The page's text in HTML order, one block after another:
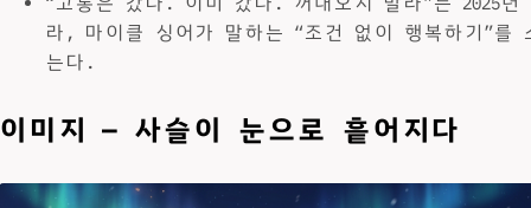
라, 마이클 싱어가 말하는 “조건 없이 행복하기”를
는다.
이미지 — 사슬이 눈으로 흩어지다